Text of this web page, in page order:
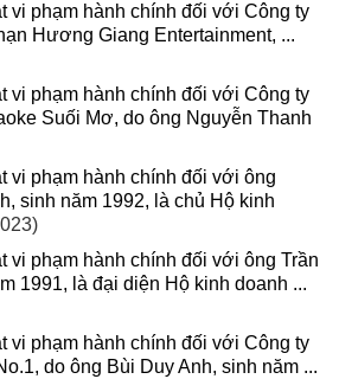
vi phạm hành chính đối với Công ty
Hương Giang Entertainment, ...
vi phạm hành chính đối với Công ty
Suối Mơ, do ông Nguyễn Thanh
vi phạm hành chính đối với ông
sinh năm 1992, là chủ Hộ kinh
vi phạm hành chính đối với ông Trần
1991, là đại diện Hộ kinh doanh ...
vi phạm hành chính đối với Công ty
do ông Bùi Duy Anh, sinh năm ...